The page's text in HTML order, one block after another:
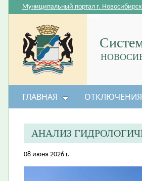
Муниципальный портал г.
ГЛАВНАЯ ОТКЛЮЧЕНИЯ
АНАЛИЗ
08 июня 2026 г.